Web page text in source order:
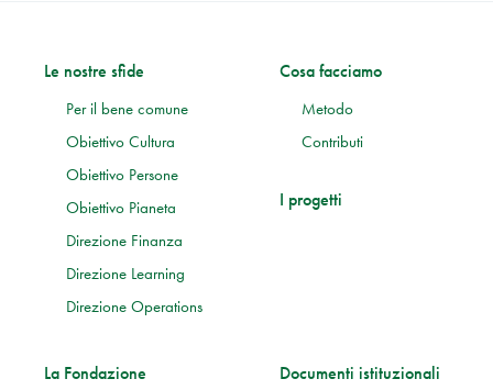
Le nostre sfide
Per il bene comune
Obiettivo Cultura
Obiettivo Persone
Obiettivo Pianeta
Direzione Finanza
Direzione Learning
Direzione Operations
Cosa facciamo
Metodo
Contributi
I progetti
La Fondazione Documenti istituzionali